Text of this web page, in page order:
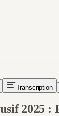
Transcription
2025 :